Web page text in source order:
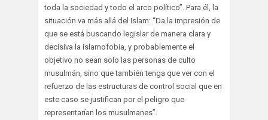
toda la sociedad y todo el arco político”. Para él, la
situación va más allá del Islam: “Da la impresión de
que se está buscando legislar de manera clara y
decisiva la islamofobia, y probablemente el
objetivo no sean solo las personas de culto
musulmán, sino que también tenga que ver con el
refuerzo de las estructuras de control social que en
este caso se justifican por el peligro que
representarían los musulmanes”.